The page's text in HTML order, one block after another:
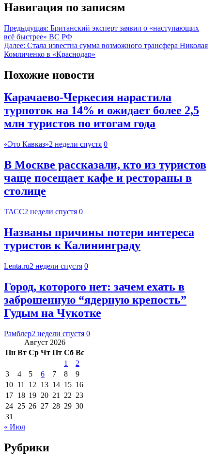
Навигация по записям
Предыдущая: Британский эксперт заявил о «наступающих
всё быстрее» ВС РФ
Далее: Стала известна сумма возможного трансфера Николая
Комличенко в «Краснодар»
Похожие новости
Карачаево-Черкесия нарастила
турпоток на 14% и ожидает более 2,5
млн туристов по итогам года
«Это Кавказ»2 недели спустя 0
В Москве рассказали, кто из туристов
чаще посещает кафе и рестораны в
столице
ТАСС2 недели спустя 0
Названы причины потери интереса
туристов к Калининграду
Lenta.ru2 недели спустя 0
Город, которого нет: зачем ехать в
заброшенную “ядерную крепость”
Гудым на Чукотке
Рамблер2 недели спустя 0
Август 2026
Пн Вт Ср Чт Пт Сб Вс
1
2
3
4 5 6 7 8
9
10 11 12 13 14 15 16
17 18 19 20 21 22 23
24 25 26 27 28 29 30
31
« Июл
Рубрики